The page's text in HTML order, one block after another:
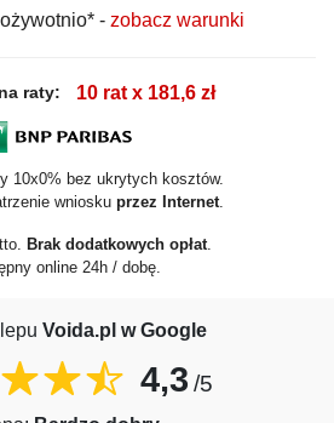
- zobacz warunki
raty: 10 rat x 181,6 zł
10x0% bez ukrytych kosztów.
wniosku przez Internet
Brak dodatkowych opłat
online 24h / dobę.
Voida.pl w Google
4,3 /5